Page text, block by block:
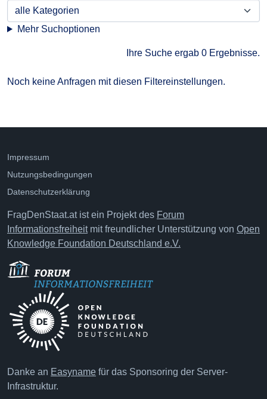
Mehr Suchoptionen
Ihre Suche ergab 0 Ergebnisse.
Noch keine Anfragen mit diesen Filtereinstellungen.
Impressum
Nutzungsbedingungen
Datenschutzerklärung
FragDenStaat.at ist ein Projekt des Forum
Informationsfreiheitmit freundlicher Unterstützung von Open
Knowledge Foundation Deutschland e.V.
Danke an Easyname für das Sponsoring der Server-
Infrastruktur.